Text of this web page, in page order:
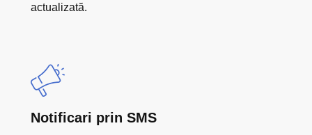
actualizată.
Notificari prin SMS